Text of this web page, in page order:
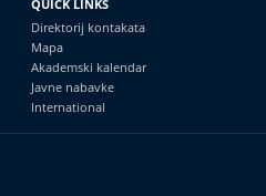
QUICK LINKS
Direktorij kontakata
Mapa
Akademski kalendar
Javne nabavke
International